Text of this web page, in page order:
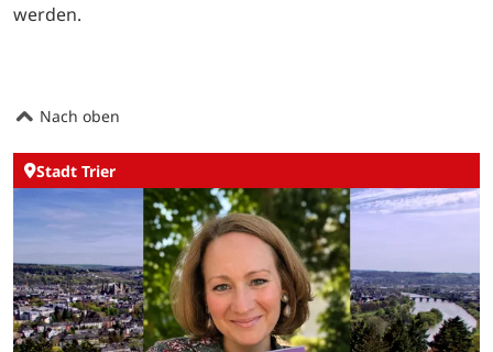
werden.
Nach oben
Stadt Trier